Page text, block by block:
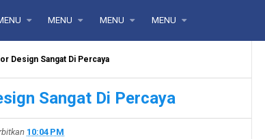
MENU MENU MENU
Design Sangat Di Percaya
Sangat Di Percaya
10:04 PM